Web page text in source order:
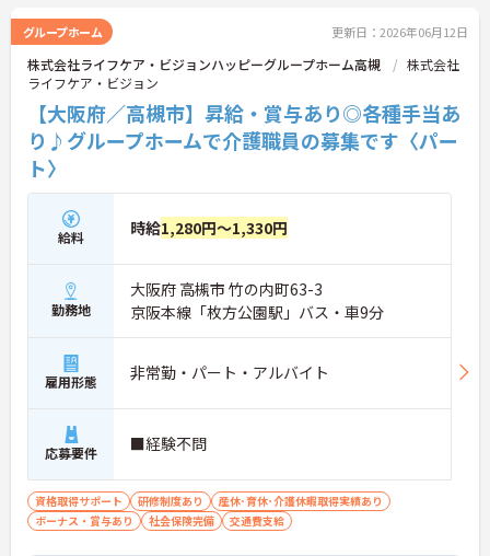
グループホーム 更新日：2026年06月12日
株式会社ライフケア・ビジョンハッピーグループホーム高槻
株式会社
ライフケア・ビジョン
【大阪府／高槻市】昇給・賞与あり◎各種手当あ
り♪グループホームで介護職員の募集です〈パー
ト〉
給料 時給1,280円～1,330円
勤務地
大阪府 高槻市 竹の内町63-3
京阪本線「枚方公園駅」バス・車9分
雇用形態 非常勤・パート・アルバイト
応募要件 ■経験不問
資格取得サポート 研修制度あり
産休･育休･介護休暇取得実績あり
ボーナス・賞与あり
社会保険完備 交通費支給